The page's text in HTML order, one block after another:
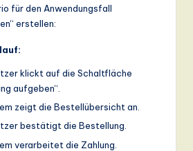
für den Anwendungsfall
erstellen:
klickt auf die Schaltfläche
aufgeben“.
zeigt die Bestellübersicht an.
bestätigt die Bestellung.
verarbeitet die Zahlung.